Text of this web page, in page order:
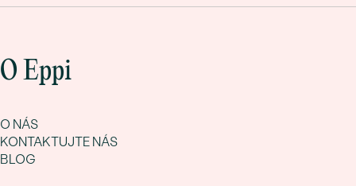
O Eppi
O NÁS
KONTAKTUJTE NÁS
BLOG